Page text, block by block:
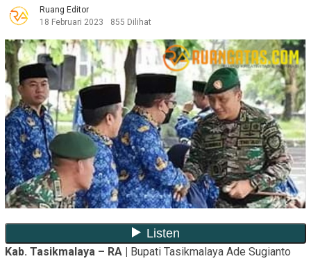
Ruang Editor
18 Februari 2023
855 Dilihat
Kab. Tasikmalaya – RA |
Bupati Tasikmalaya Ade Sugianto